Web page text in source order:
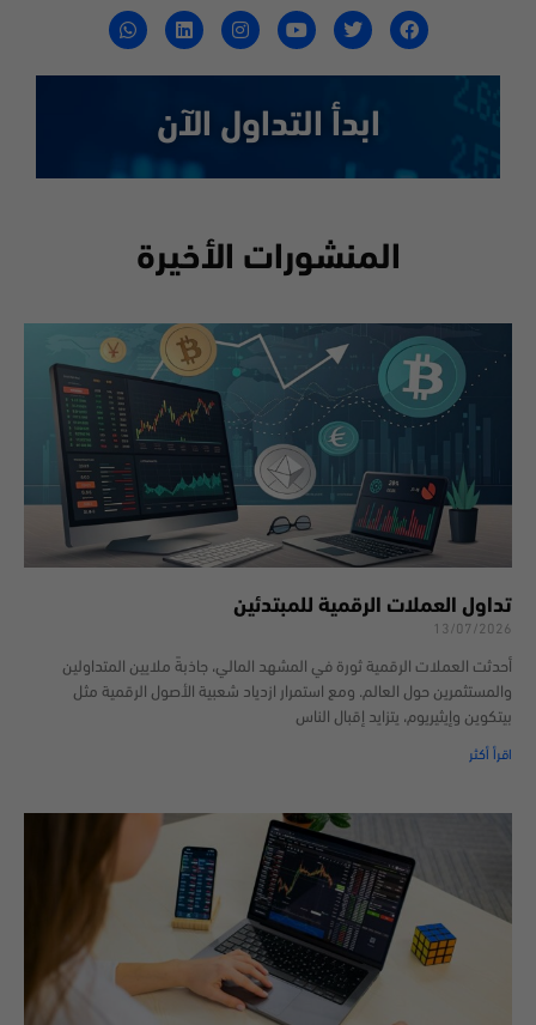
ابدأ التداول الآن
المنشورات الأخيرة
تداول العملات الرقمية للمبتدئين
13/07/2026
أحدثت العملات الرقمية ثورة في المشهد المالي، جاذبةً ملايين المتداولين
والمستثمرين حول العالم. ومع استمرار ازدياد شعبية الأصول الرقمية مثل
بيتكوين وإيثيريوم، يتزايد إقبال الناس
اقرأ أكثر